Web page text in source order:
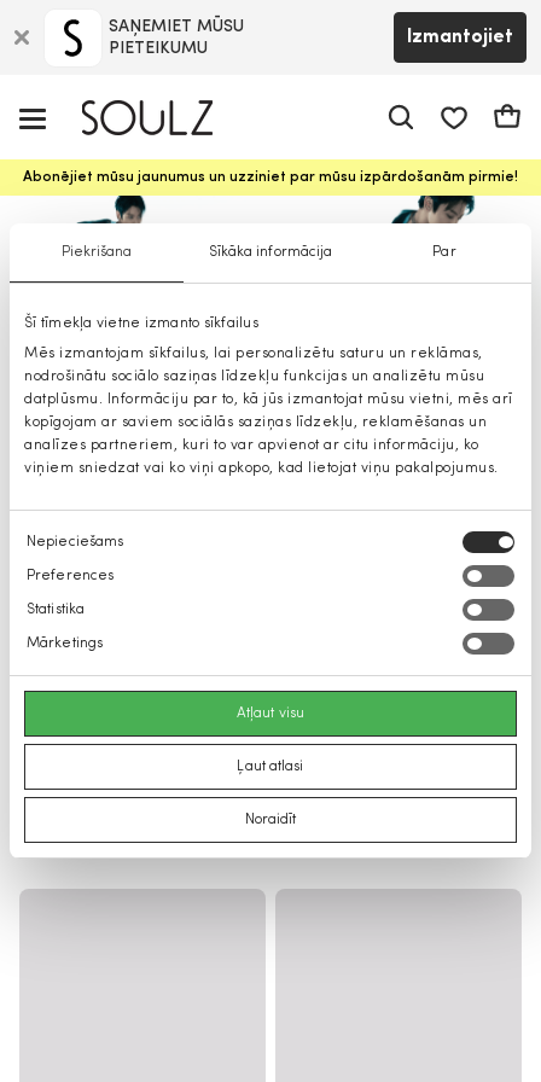
Piekrišana Sīkāka informācija Par
Šī tīmekļa vietne izmanto sīkfailus
Mēs izmantojam sīkfailus, lai personalizētu saturu un reklāmas,
nodrošinātu sociālo saziņas līdzekļu funkcijas un analizētu mūsu
datplūsmu. Informāciju par to, kā jūs izmantojat mūsu vietni, mēs arī
kopīgojam ar saviem sociālās saziņas līdzekļu, reklamēšanas un
analīzes partneriem, kuri to var apvienot ar citu informāciju, ko
viņiem sniedzat vai ko viņi apkopo, kad lietojat viņu pakalpojumus.
Piekrišanas
izvēle
Nepieciešams
Preferences
Statistika
Mārketings
Atļaut visu
Ļaut atlasi
Noraidīt
SAŅEMIET MŪSU
PIETEIKUMU
Izmantojiet
Abonējiet mūsu jaunumus un uzziniet par mūsu izpārdošanām pirmie!
Calvin Klein Jeans vīriešu cepures